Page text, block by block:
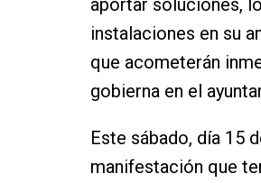
aportar soluciones,
instalaciones en su
que acometerán
gobierna en el
Este sábado, día 15
manifestación que